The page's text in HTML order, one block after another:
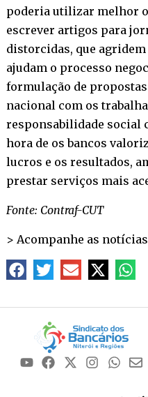
poderia utilizar melhor o
escrever artigos para
distorcidas, que
ajudam o processo
formulação de
nacional com os
responsabilidade social
hora de os bancos
lucros e os resultados,
prestar serviços mais
Fonte: Contraf-CUT
> Acompanhe as